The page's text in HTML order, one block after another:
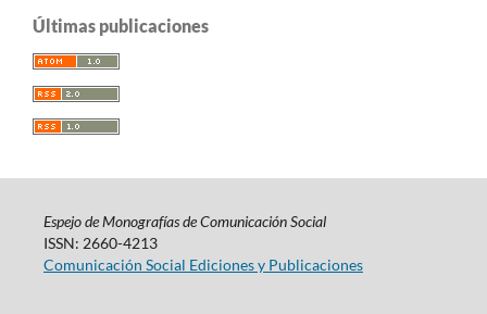
Últimas publicaciones
Espejo de Monografías de Comunicación Social
ISSN: 2660-4213
Comunicación Social Ediciones y Publicaciones